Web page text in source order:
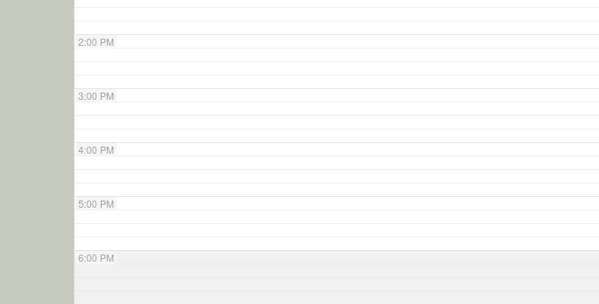
2:00 PM
3:00 PM
4:00 PM
5:00 PM
6:00 PM